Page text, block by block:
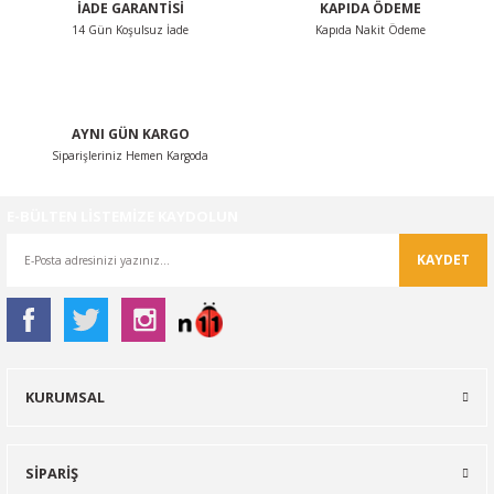
İADE GARANTİSİ
14 Gün Koşulsuz İade
KAPIDA ÖDEME
Kapıda Nakit Ödeme
AYNI GÜN KARGO
Siparişleriniz Hemen Kargoda
KAYDET
KURUMSAL
SİPARİŞ